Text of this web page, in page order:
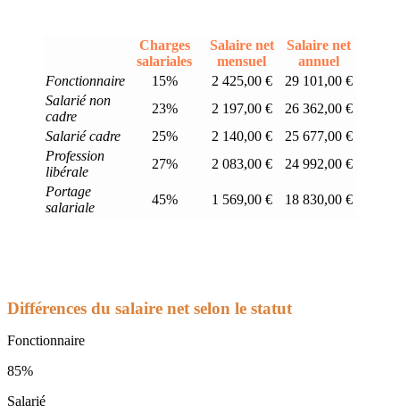
Charges
salariales
Salaire net
mensuel
Salaire net
annuel
Fonctionnaire
15% 2 425,00 €
29 101,00 €
Salarié non
cadre
23% 2 197,00 €
26 362,00 €
Salarié cadre
25% 2 140,00 €
25 677,00 €
Profession
libérale
27% 2 083,00 €
24 992,00 €
Portage
salariale
45% 1 569,00 € 18 830,00 €
Différences du salaire net selon le statut
Fonctionnaire
85%
Salarié